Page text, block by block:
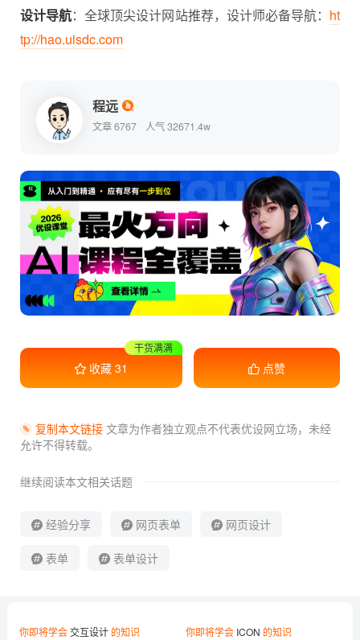
设计导航：全球顶尖设计网站推荐，设计师必备导航： ht
tp://hao.uisdc.com
程远
文章 6767 人气 32671.4w
收藏 31
收藏学习
点赞
复制本文链接文章为作者独立观点不代表优设网立场， 未经
允许不得转载。
继续阅读本文相关话题
经验分享 网页表单 网页设计
表单 表单设计
你即将学会交互设计的知识 你即将学会 ICON 的知识